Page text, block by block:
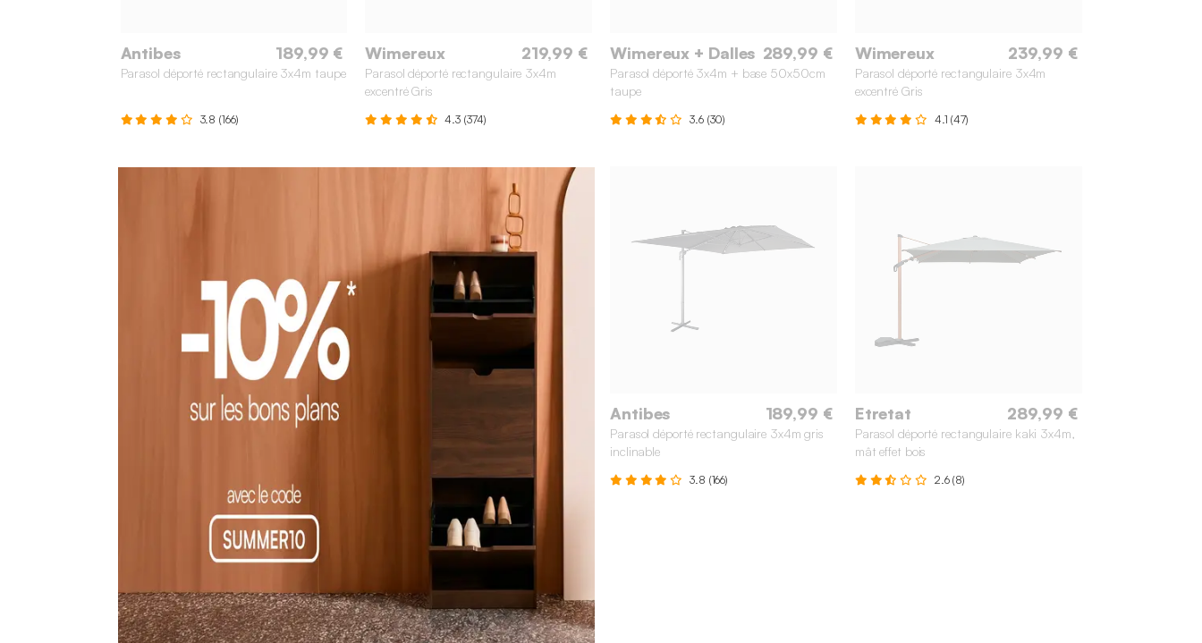
Antibes 189,99 €
Parasol déporté rectangulaire 3x4m taupe
3.8 (166)
Wimereux 219,99 €
Parasol déporté rectangulaire 3x4m
excentré Gris
4.3 (374)
Wimereux + Dalles 289,99 €
Parasol déporté 3x4m + base 50x50cm
taupe
3.6 (30)
Wimereux 239,99 €
Parasol déporté rectangulaire 3x4m
excentré Gris
4.1 (47)
Antibes 189,99 €
Parasol déporté rectangulaire 3x4m gris
inclinable
3.8 (166)
Etretat 289,99 €
Parasol déporté rectangulaire kaki 3x4m,
mât effet bois
2.6 (8)